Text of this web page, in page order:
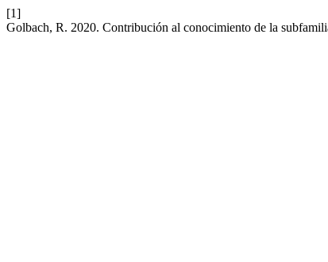
[1]
Golbach, R. 2020. Contribución al conocimiento de la